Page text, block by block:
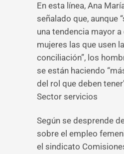
En esta línea, Ana
señalado que, aunque
una tendencia mayor a
mujeres las que usen
conciliación”, los
se están haciendo
del rol que deben
Sector servicios
Según se desprende
sobre el empleo
el sindicato